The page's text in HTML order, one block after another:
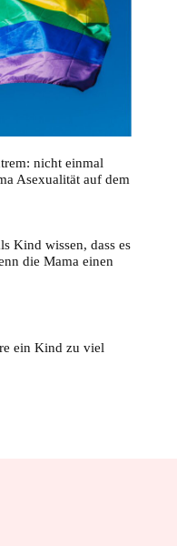
nicht einmal
Asexualität auf dem
Kind wissen, dass es
die Mama einen
ein Kind zu viel